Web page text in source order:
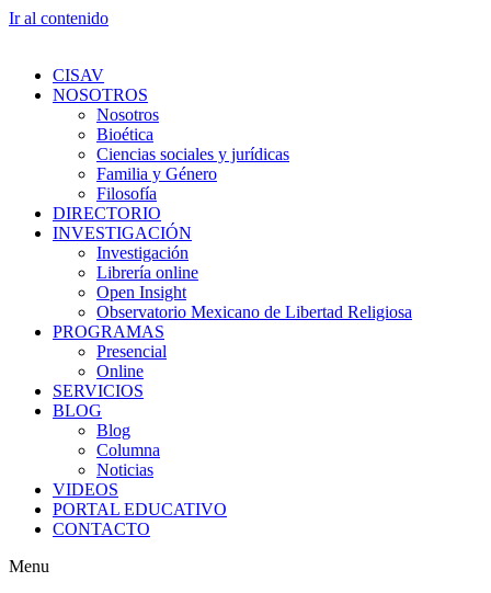
Ir al contenido
CISAV
NOSOTROS
Nosotros
Bioética
Ciencias sociales y jurídicas
Familia y Género
Filosofía
DIRECTORIO
INVESTIGACIÓN
Investigación
Librería online
Open Insight
Observatorio Mexicano de Libertad Religiosa
PROGRAMAS
Presencial
Online
SERVICIOS
BLOG
Blog
Columna
Noticias
VIDEOS
PORTAL EDUCATIVO
CONTACTO
Menu